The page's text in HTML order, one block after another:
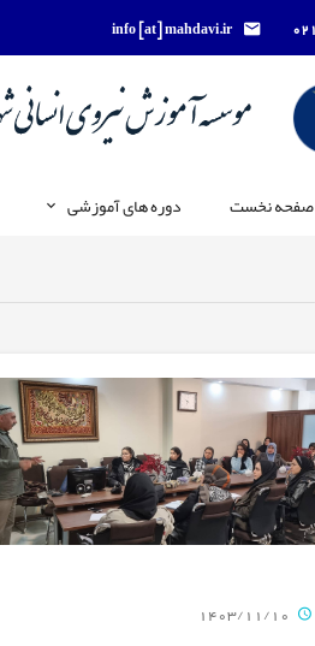
info [at] mahdavi.ir
صفحه نخست دوره های آموزشی
1403/11/10